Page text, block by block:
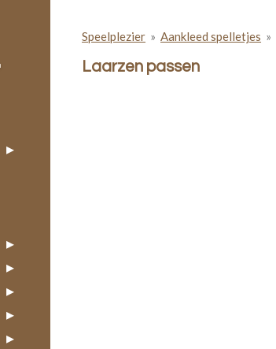
Speelplezier » Aankleed spelletjes »
Laarzen passen